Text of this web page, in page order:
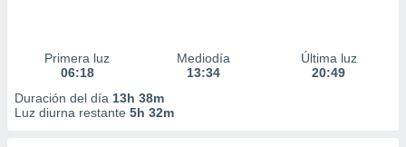
Primera luz
06:18
Mediodía
13:34
Última luz
20:49
Duración del día 13h 38m
Luz diurna restante 5h 32m